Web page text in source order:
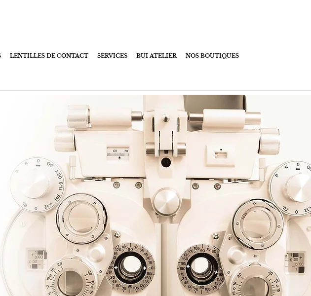
LENTILLES DE CONTACT SERVICES BUI ATELIER NOS BOUTIQUES